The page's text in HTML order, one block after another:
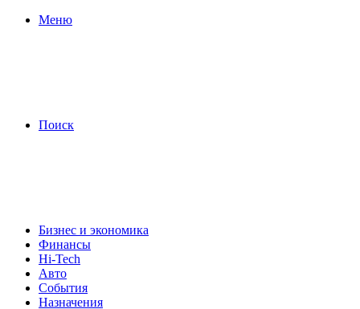
Меню
Поиск
Бизнес и экономика
Финансы
Hi-Tech
Авто
События
Назначения